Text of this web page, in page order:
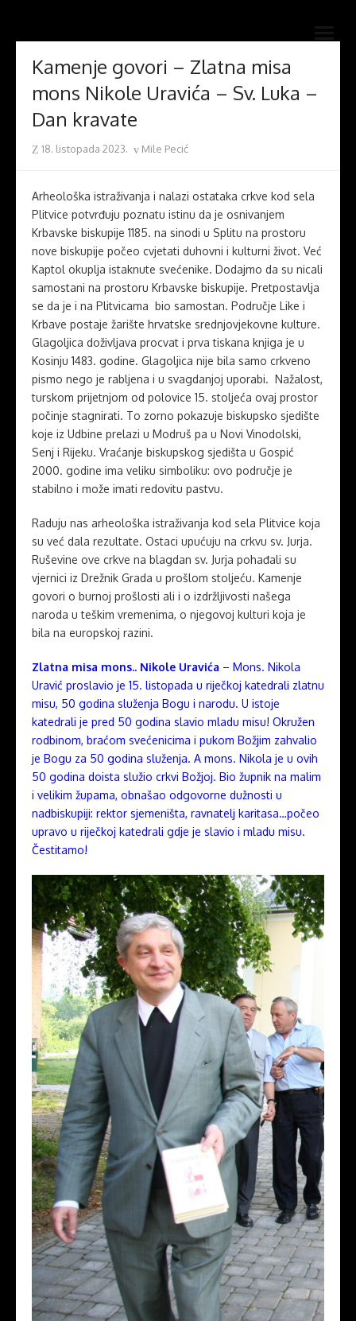
content
open
Kamenje govori – Zlatna misa
mons Nikole Uravića – Sv. Luka –
Dan kravate
Posted
18. listopada 2023. Author
Mile Pecić
Arheološka istraživanja i nalazi ostataka crkve kod sela
Plitvice potvrđuju poznatu istinu da je osnivanjem
Krbavske biskupije 1185. na sinodi u Splitu na prostoru
nove biskupije počeo cvjetati duhovni i kulturni život. Već
Kaptol okuplja istaknute svećenike. Dodajmo da su nicali
samostani na prostoru Krbavske biskupije. Pretpostavlja
se da je i na Plitvicama bio samostan. Područje Like i
Krbave postaje žarište hrvatske srednjovjekovne kulture.
Glagoljica doživljava procvat i prva tiskana knjiga je u
Kosinju 1483. godine. Glagoljica nije bila samo crkveno
pismo nego je rabljena i u svagdanjoj uporabi. Nažalost,
turskom prijetnjom od polovice 15. stoljeća ovaj prostor
počinje stagnirati. To zorno pokazuje biskupsko sjedište
koje iz Udbine prelazi u Modruš pa u Novi Vinodolski,
Senj i Rijeku. Vraćanje biskupskog sjedišta u Gospić
2000. godine ima veliku simboliku: ovo područje je
stabilno i može imati redovitu pastvu.
Raduju nas arheološka istraživanja kod sela Plitvice koja
su već dala rezultate. Ostaci upućuju na crkvu sv. Jurja.
Ruševine ove crkve na blagdan sv. Jurja pohađali su
vjernici iz Drežnik Grada u prošlom stoljeću. Kamenje
govori o burnoj prošlosti ali i o izdržljivosti našega
naroda u teškim vremenima, o njegovoj kulturi koja je
bila na europskoj razini.
Zlatna misa mons.. Nikole Uravića – Mons. Nikola
Uravić proslavio je 15. listopada u riječkoj katedrali zlatnu
misu, 50 godina služenja Bogu i narodu. U istoje
katedrali je pred 50 godina slavio mladu misu! Okružen
rodbinom, braćom svećenicima i pukom Božjim zahvalio
je Bogu za 50 godina služenja. A mons. Nikola je u ovih
50 godina doista služio crkvi Božjoj. Bio župnik na malim
i velikim župama, obnašao odgovorne dužnosti u
nadbiskupiji: rektor sjemeništa, ravnatelj karitasa…počeo
upravo u riječkoj katedrali gdje je slavio i mladu misu.
Čestitamo!